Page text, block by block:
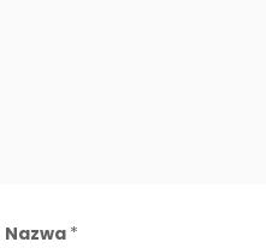
Nazwa *